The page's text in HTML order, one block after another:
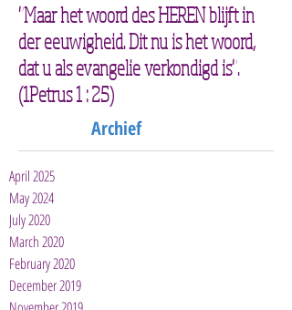
"Maar het woord des HEREN blijft in
der eeuwigheid. Dit nu is het woord,
dat u als evangelie verkondigd is".
(1Petrus 1 : 25)
Archief
April 2025
May 2024
July 2020
March 2020
February 2020
December 2019